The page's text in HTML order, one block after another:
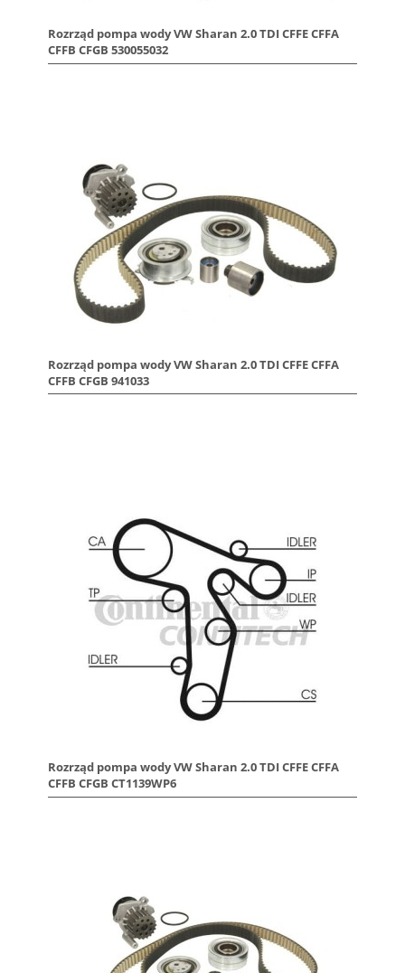
Rozrząd pompa wody VW Sharan 2.0 TDI CFFE CFFA
CFFB CFGB 530055032
Rozrząd pompa wody VW Sharan 2.0 TDI CFFE CFFA
CFFB CFGB 941033
Rozrząd pompa wody VW Sharan 2.0 TDI CFFE CFFA
CFFB CFGB CT1139WP6